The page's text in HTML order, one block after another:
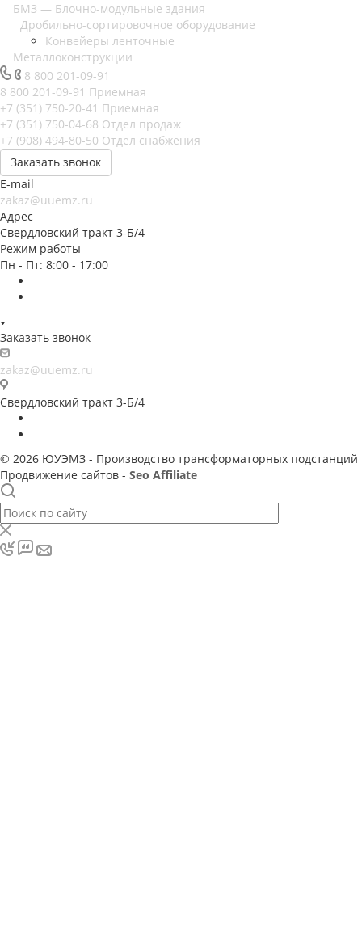
БМЗ — Блочно-модульные здания
Дробильно-сортировочное оборудование
Конвейеры ленточные
Металлоконструкции
8 800 201-09-91
8 800 201-09-91 Приемная
+7 (351) 750-20-41 Приемная
+7 (351) 750-04-68 Отдел продаж
+7 (908) 494-80-50 Отдел снабжения
Заказать звонок
E-mail
zakaz@uuemz.ru
Адрес
Свердловский тракт 3-Б/4
Режим работы
Пн - Пт: 8:00 - 17:00
Заказать звонок
zakaz@uuemz.ru
Свердловский тракт 3-Б/4
© 2026 ЮУЭМЗ - Производство трансформаторных подстанций
Продвижение сайтов - Seo Affiliate